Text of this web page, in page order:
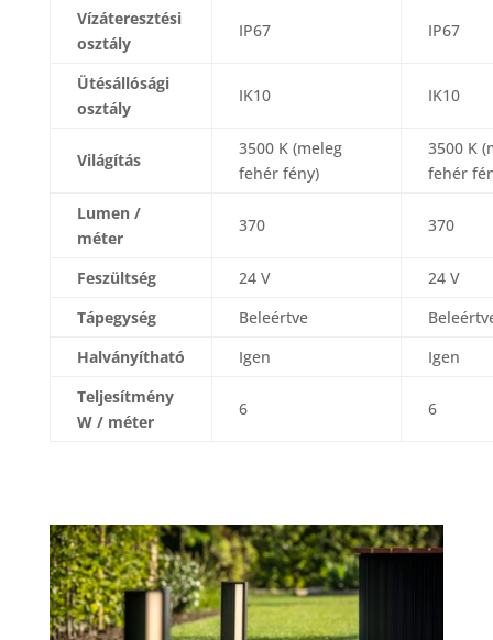
Vízáteresztési
osztály
IP67 IP67
Ütésállósági
osztály
IK10 IK10
Világítás
3500 K (meleg
fehér fény)
3500 K
fehér
Lumen /
méter
370 370
Feszültség 24 V
24 V
Tápegység
Beleértve
Halványítható
Igen
Igen
Teljesítmény
W / méter
6 6